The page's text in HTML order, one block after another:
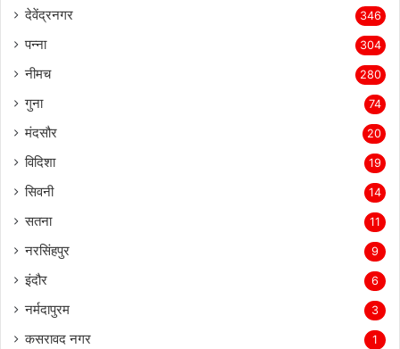
देवेंद्रनगर 346
पन्ना 304
नीमच 280
गुना 74
मंदसौर 20
विदिशा 19
सिवनी 14
सतना 11
नरसिंहपुर 9
इंदौर 6
नर्मदापुरम 3
कसरावद नगर 1